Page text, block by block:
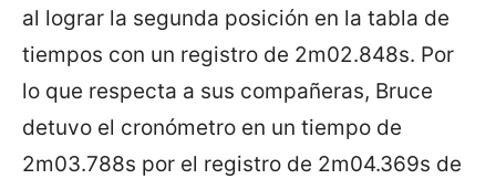
al lograr la segunda posición en la tabla de
tiempos con un registro de 2m02.848s. Por
lo que respecta a sus compañeras, Bruce
detuvo el cronómetro en un tiempo de
2m03.788s por el registro de 2m04.369s de